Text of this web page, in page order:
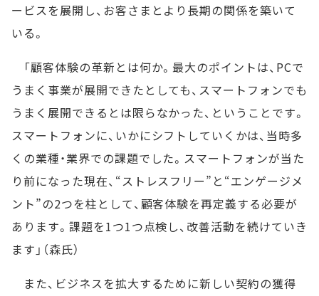
ービスを展開し、お客さまとより長期の関係を築いて
いる。
「顧客体験の革新とは何か。最大のポイントは、PCで
うまく事業が展開できたとしても、スマートフォンでも
うまく展開できるとは限らなかった、ということです。
スマートフォンに、いかにシフトしていくかは、当時多
くの業種・業界での課題でした。スマートフォンが当た
り前になった現在、“ストレスフリー”と“エンゲージメ
ント”の2つを柱として、顧客体験を再定義する必要が
あります。課題を1つ1つ点検し、改善活動を続けていき
ます」（森氏）
また、ビジネスを拡大するために新しい契約の獲得